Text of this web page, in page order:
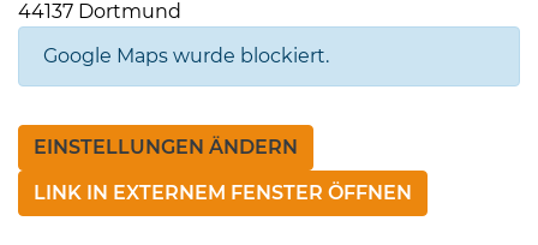
44137 Dortmund
Google Maps wurde blockiert.
EINSTELLUNGEN ÄNDERN
LINK IN EXTERNEM FENSTER ÖFFNEN